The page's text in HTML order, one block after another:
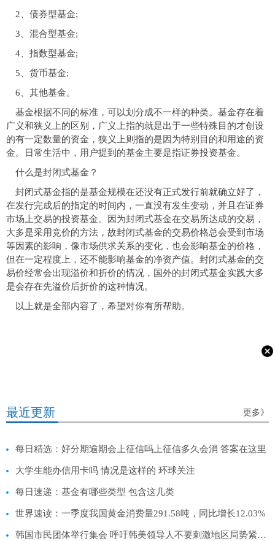
2、债券型基金;
3、混合型基金;
4、指数型基金;
5、货币基金;
6、其他基金。
基金根据不同的标准，可以划分成不一样的种类。基金存在着
广义和狭义上的区别，广义上指的就是出于一些特殊目的才创设
的有一定数量的资金，狭义上则指的是因为特别目的和用途的资
金。日常生活中，用户提到的基金主要是指证券投资基金。
什么是封闭式基金？
封闭式基金指的是基金规模在还没有正式发行前就确立好了，
在发行完成后的指定的时间内，一直没有发生变动，并且在证券
市场上交易的投资基金。因为封闭式基金在交易所达成的交易，
大多是采用竞价的方法，故封闭式基金的交易价格总会受到市场
等因素的影响，像市场供求关系的变化，也会影响基金的价格，
但在一定程度上，还不能影响基金的净资产值。封闭式基金的交
易价经常会出现溢价和折价的情况，国外的封闭式基金实践大多
是会存在先溢价后折价的这种情况。
以上就是全部内容了，希望对你有所帮助。
最近更新 更多》
每日精选：好分期逾期会上征信吗上征信多久会消 答案在这里
大学生能办信用卡吗 情况是这样的 环球关注
每日速递：基金有哪些类型 包含这几类
世界速读：一季度我国黄金消费量291.58吨，同比增长12.03%
韩国市民团体举行集会 呼吁韩美领导人不要刺激地区局势紧张-每日观点